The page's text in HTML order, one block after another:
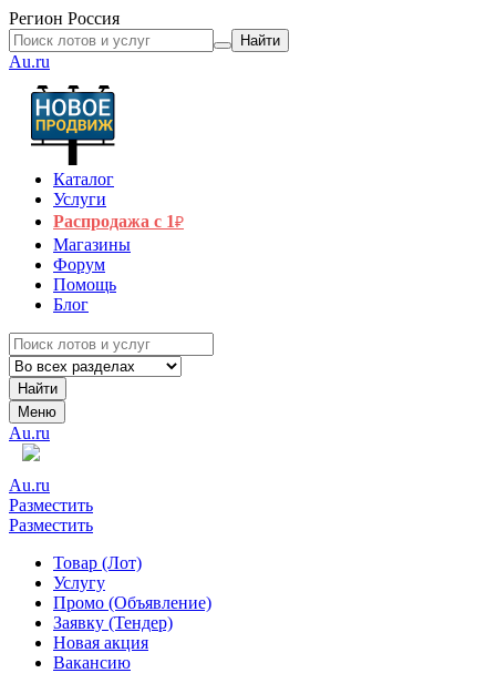
Регион Россия
Найти
Au.ru
Каталог
Услуги
Распродажа с 1₽
Магазины
Форум
Помощь
Блог
Найти
Меню
Au.ru
Au.ru
Разместить
Разместить
Товар (Лот)
Услугу
Промо (Объявление)
Заявку (Тендер)
Новая акция
Вакансию